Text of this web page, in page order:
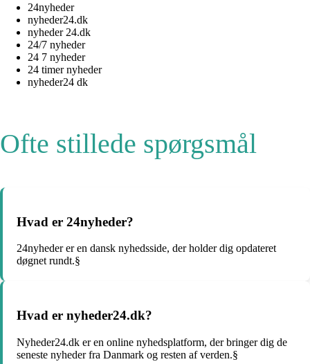
24nyheder
nyheder24.dk
nyheder 24.dk
24/7 nyheder
24 7 nyheder
24 timer nyheder
nyheder24 dk
Ofte stillede spørgsmål
Hvad er 24nyheder?
24nyheder er en dansk nyhedsside, der holder dig opdateret
døgnet rundt.§
Hvad er nyheder24.dk?
Nyheder24.dk er en online nyhedsplatform, der bringer dig de
seneste nyheder fra Danmark og resten af verden.§